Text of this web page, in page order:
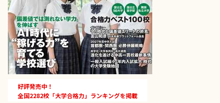
好評発売中！
全国2282校「大学合格力」ランキングを掲載